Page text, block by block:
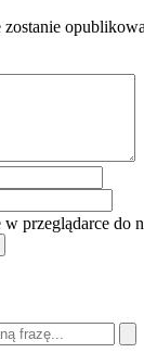
przeglądarce do